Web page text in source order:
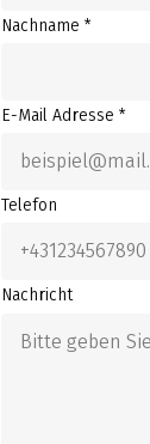
Nachname *
E-Mail Adresse *
Telefon
Nachricht